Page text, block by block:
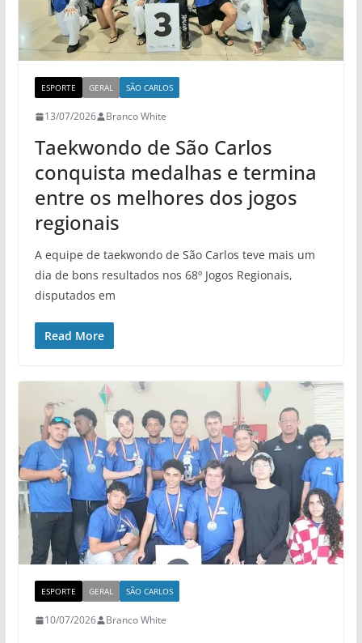
ESPORTE GERAL SÃO CARLOS
13/07/2026 Branco White
Taekwondo de São Carlos
conquista medalhas e termina
entre os melhores dos jogos
regionais
A equipe de taekwondo de São Carlos teve mais um
dia de bons resultados nos 68º Jogos Regionais,
disputados em
Read More
ESPORTE GERAL SÃO CARLOS
10/07/2026 Branco White